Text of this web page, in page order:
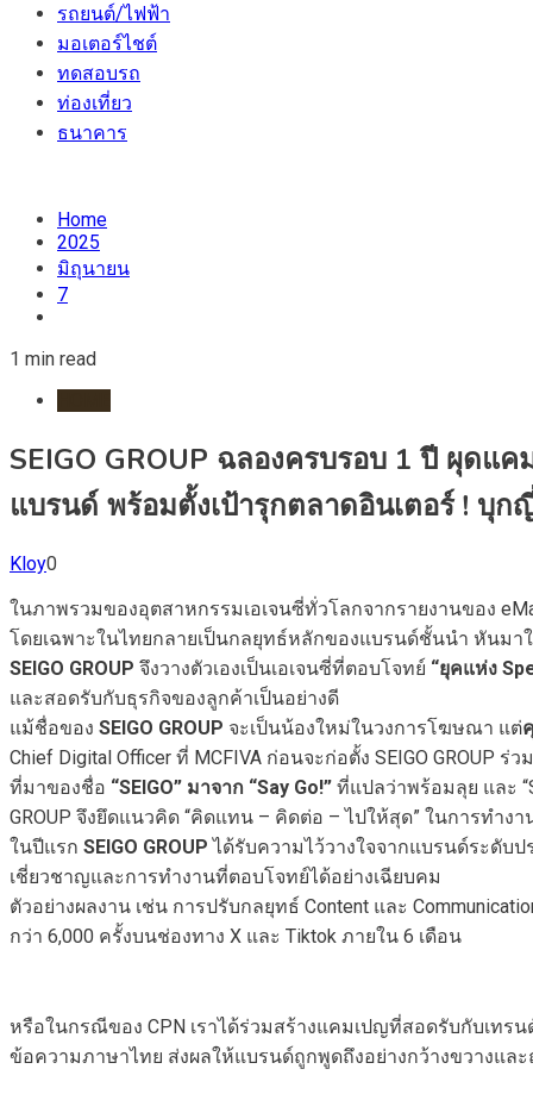
รถยนต์/ไฟฟ้า
มอเตอร์ไชต์
ทดสอบรถ
ท่องเที่ยว
ธนาคาร
Home
2025
มิถุนายน
7
1 min read
SEIGO GROUP ฉลองครบรอบ 1 ปี ผุดแ
แบรนด์ พร้อมตั้งเป้ารุกตลาดอินเตอร์ ! บุ
Kloy0
ในภาพรวมของอุตสาหกรรมเอเจนซี่ทั่วโลกจากรายงานของ
โดยเฉพาะในไทยกลายเป็นกลยุทธ์หลักของแบรนด์ชั้นนำ หันมาใ
SEIGO GROUP จึงวางตัวเองเป็นเอเจนซี่ที่ตอบโจทย์ “ยุคแห่ง
และสอดรับกับธุรกิจของลูกค้าเป็นอย่างดี
แม้ชื่อของ SEIGO GROUP จะเป็นน้องใหม่ในวงการโฆษณา แต่
Chief Digital Officer ที่ MCFIVA ก่อนจะก่อตั้ง SEIGO GROUP ร่ว
ที่มาของชื่อ “SEIGO” มาจาก “Say Go!” ที่แปลว่าพร้อมลุย และ
GROUP จึงยึดแนวคิด “คิดแทน – คิดต่อ – ไปให้สุด” ในการทำ
ในปีแรก SEIGO GROUP ได้รับความไว้วางใจจากแบรนด์ระดับปร
เชี่ยวชาญและการทำงานที่ตอบโจทย์ได้อย่างเฉียบคม
ตัวอย่างผลงาน เช่น การปรับกลยุทธ์ Content และ
กว่า 6,000 ครั้งบนช่องทาง X และ Tiktok ภายใน 6 เดือน
หรือในกรณีของ CPN เราได้ร่วมสร้างแคมเปญที่สอดรับกับเทร
ข้อความภาษาไทย ส่งผลให้แบรนด์ถูกพูดถึงอย่างกว้างขวางแล